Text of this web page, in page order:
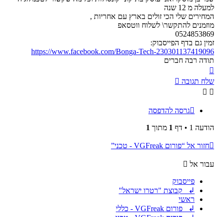
למעלה מ 12 שנה
המחירים שלי הכי זולים בארץ עם אחריות ,
מוזמנים להתקשר\ לשלוח ווטסאפ
0524853869
זמין גם בדף הפייסבוק:
https://www.facebook.com/Bonga-Tech-230301137419096
תודה רבה חברים
למעלה
שלח תגובה
גרסה להדפסה
הודעה 1 • דף 1 מתוך 1
חזור אל “פורום VGFreak - טכני”
עבור אל
פייסבוק
↲ קבוצת "רטרו ישראל"
ראשי
↲ פורום VGFreak - כללי